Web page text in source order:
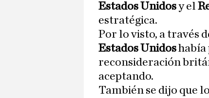
Estados Unidosy el
estratégica.
Por lo visto, a través
Estados Unidoshabía
reconsideración
aceptando.
También se dijo que